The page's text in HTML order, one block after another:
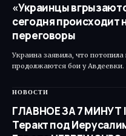
«Украинцы
сегодня происходит
переговоры
Украина заявила, что
продолжаются бои у
НОВОСТИ
ГЛАВНОЕ ЗА 7 МИНУТ |
Теракт под